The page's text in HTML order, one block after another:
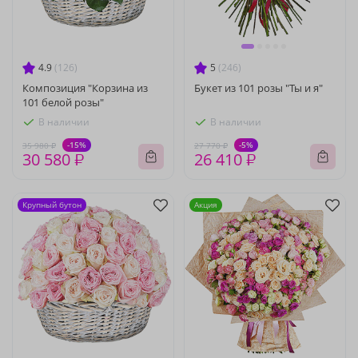
4.9 (126)
Композиция "Корзина из
101 белой розы"
В наличии
35 980 ₽ -15%
30 580 ₽
5 (246)
Букет из 101 розы "Ты и я"
В наличии
27 770 ₽ -5%
26 410 ₽
Крупный бутон Акция